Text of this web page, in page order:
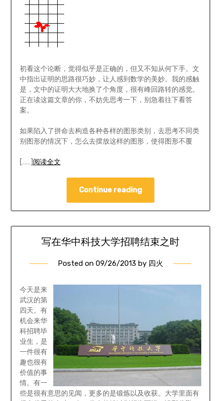
初看这个论断，觉得似乎是正确的，但又不知从何下手。文
中指出证明的思路很巧妙，让人感到数学的美妙。我的感触
是，文中的证明大大地换了个角度，很有峰回路转的感觉。
正在读这篇文章的你，不妨先思考一下，别急着往下看答
案。
如果陷入了拼命去构造各种各样的图形类别，去思考不同类
别图形的情况下，怎么去摆放这样的图形，使得图形不覆
[……] 阅读全文
Continue reading
写在华中科技大学招聘结束之时
Posted on 09/26/2013 by 四火
今天是来
武汉的第
四天。有
机会来华
科招聘毕
业生，是
一件很有
趣也很有
价值的事
情。有一
些是很有意思的见闻，更多的是锻炼以及收获。大学里面有